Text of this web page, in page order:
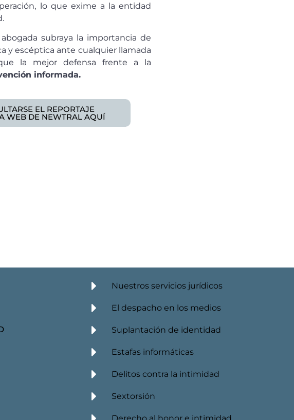
lo que exime a la entidad
subraya la importancia de
y escéptica ante cualquier llamada
la mejor defensa frente a la
informada.
EL REPORTAJE
WEB DE NEWTRAL AQUÍ
Nuestros servicios jurídicos
El despacho en los medios
Suplantación de identidad
Estafas informáticas
Delitos contra la intimidad
Sextorsión